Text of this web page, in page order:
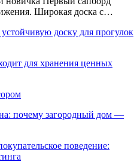
Широкая доска с…
доску для прогулок
для хранения ценных
почему загородный дом —
поведение: